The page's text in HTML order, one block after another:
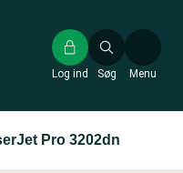
Søg
Log ind Menu
Pro 3202dn